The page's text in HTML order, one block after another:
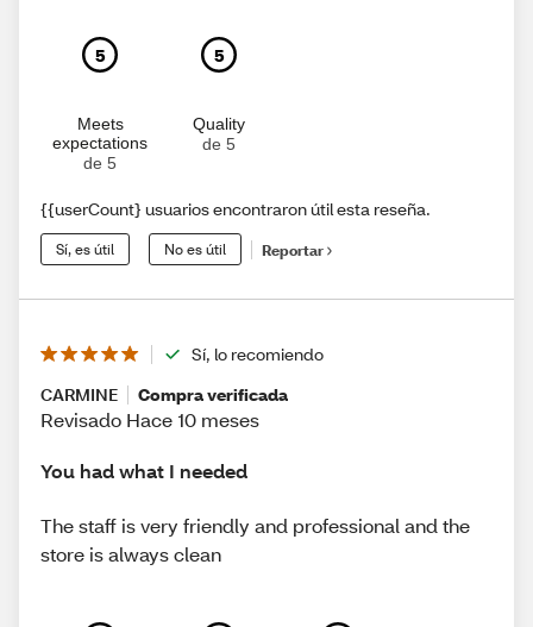
5
Meets
expectations
de 5
5
Quality
de 5
{{userCount} usuarios encontraron útil esta reseña.
Sí, es útil No es útil Reportar
Sí, lo recomiendo
CARMINE
Compra verificada
Revisado Hace 10 meses
You had what I needed
The staff is very friendly and professional and the
store is always clean